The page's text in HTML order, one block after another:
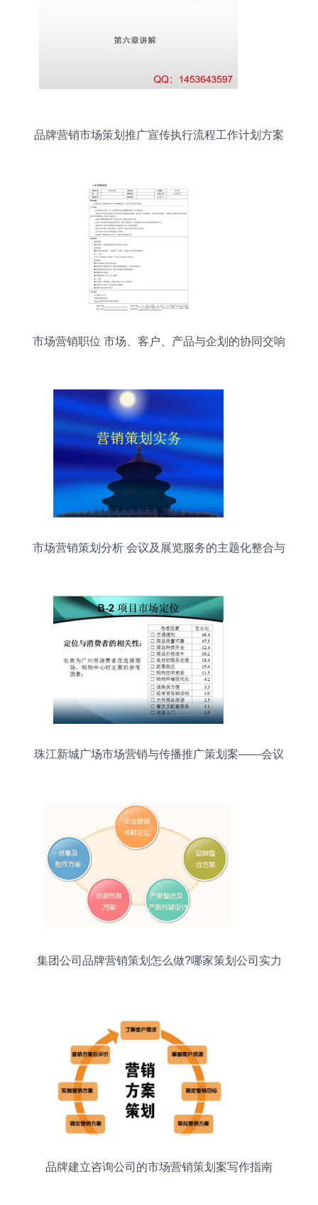
品牌营销市场策划推广宣传执行流程工作计划方案
市场营销职位 市场、客户、产品与企划的协同交响
市场营销策划分析 会议及展览服务的主题化整合与
珠江新城广场市场营销与传播推广策划案——会议
集团公司品牌营销策划怎么做?哪家策划公司实力
品牌建立咨询公司的市场营销策划案写作指南